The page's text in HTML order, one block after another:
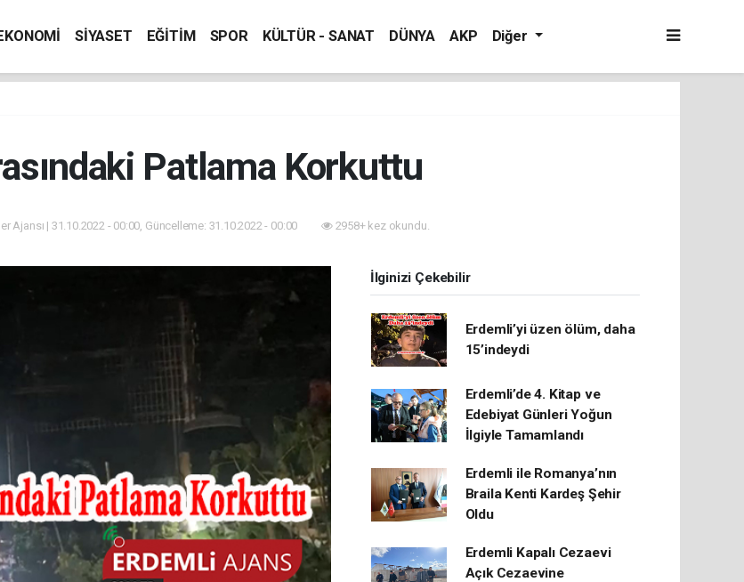
SİYASET EĞİTİM SPOR KÜLTÜR - SANAT DÜNYA AKP Diğer
Patlama Korkuttu
Ajansı | 31.10.2022 - 00:00, Güncelleme: 31.10.2022 - 00:00 2958+ kez okundu.
İlginizi Çekebilir
Erdemli’yi üzen ölüm, daha
15’indeydi
Erdemli’de 4. Kitap ve
Edebiyat Günleri Yoğun
İlgiyle Tamamlandı
Erdemli ile Romanya’nın
Braila Kenti Kardeş Şehir
Oldu
Erdemli Kapalı Cezaevi
Açık Cezaevine